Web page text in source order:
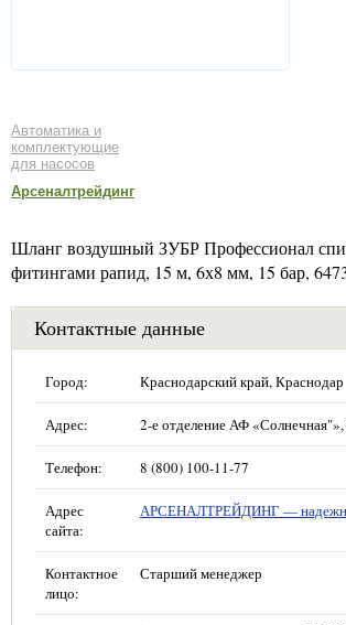
Автоматика и
комплектующие
для насосов
Арсеналтрейдинг
Шланг воздушный ЗУБР Профессионал
фитингами рапид, 15 м, 6х8 мм, 15 бар,
Контактные данные
Город: Краснодарский край, Краснодар
Адрес: 2-е отделение АФ
Телефон: 8 (800) 100-11-77
Адрес
сайта:
АРСЕНАЛТРЕЙДИНГ —
Контактное
лицо:
Старший менеджер